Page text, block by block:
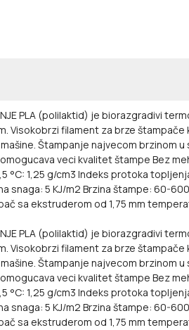
PLA (polilaktid) je biorazgradivi
Visokobrzi filament za brze štampače
Štampanje najvecom brzinom
veci kvalitet štampe Bez
°C: 1,25 g/cm3 Indeks protoka
snaga: 5 KJ/m2 Brzina štampe: 60-
sa ekstruderom od 1,75 mm
PLA (polilaktid) je
filament za brze štampače
Štampanje najvecom
veci kvalitet štampe Bez
°C: 1,25 g/cm3 Indeks protoka
5 KJ/m2 Brzina štampe: 60-
sa ekstruderom od 1,75 mm